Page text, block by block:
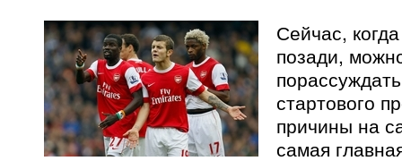
Сейчас,
позади,
стартового
причины на
самая